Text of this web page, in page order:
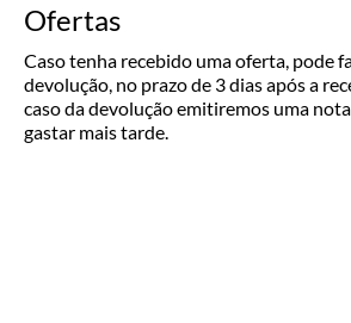
Ofertas
Caso tenha recebido uma oferta, pode
devolução, no prazo de 3 dias após a
caso da devolução emitiremos uma
gastar mais tarde.